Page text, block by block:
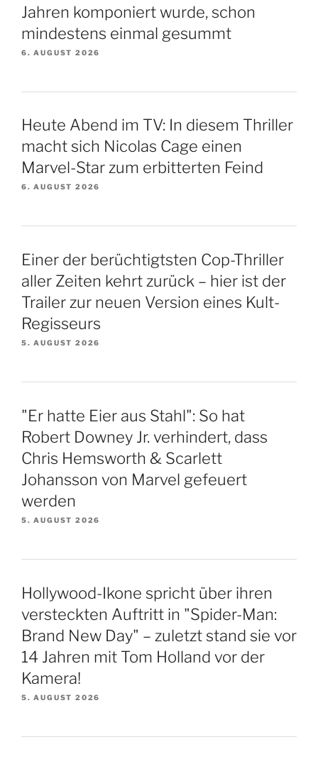
Jahren komponiert wurde, schon
mindestens einmal gesummt
6. AUGUST 2026
Heute Abend im TV: In diesem Thriller
macht sich Nicolas Cage einen
Marvel-Star zum erbitterten Feind
6. AUGUST 2026
Einer der berüchtigtsten Cop-Thriller
aller Zeiten kehrt zurück – hier ist der
Trailer zur neuen Version eines Kult-
Regisseurs
5. AUGUST 2026
"Er hatte Eier aus Stahl": So hat
Robert Downey Jr. verhindert, dass
Chris Hemsworth & Scarlett
Johansson von Marvel gefeuert
werden
5. AUGUST 2026
Hollywood-Ikone spricht über ihren
versteckten Auftritt in "Spider-Man:
Brand New Day" – zuletzt stand sie vor
14 Jahren mit Tom Holland vor der
Kamera!
5. AUGUST 2026